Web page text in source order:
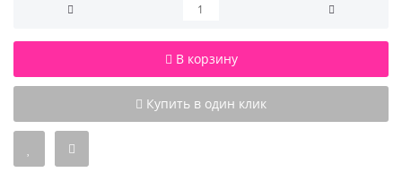
В корзину
Купить в один клик